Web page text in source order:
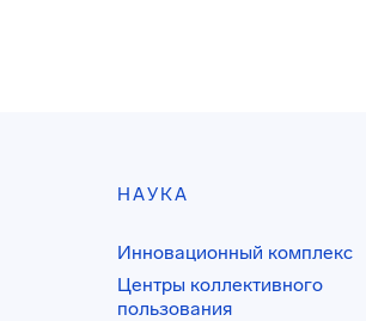
НАУКА
Инновационный комплекс
Центры коллективного
пользования